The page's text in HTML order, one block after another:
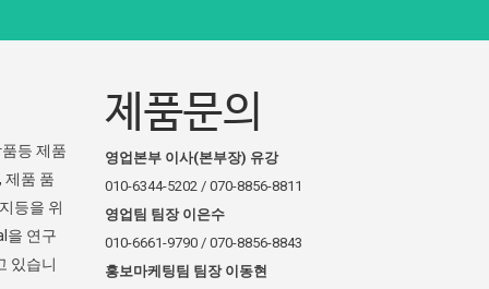
등 제품
제품 품
등을 위
을 연구
있습니
제품문의
영업본부 이사(본부장) 유강
010-6344-5202 / 070-8856-8811
영업팀 팀장 이은수
010-6661-9790 / 070-8856-8843
홍보마케팅팀 팀장 이동현